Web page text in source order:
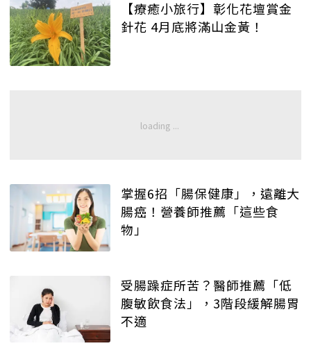
【療癒小旅行】彰化花壇賞金
針花 4月底將滿山金黃！
掌握6招「腸保健康」，遠離大
腸癌！營養師推薦「這些食
物」
受腸躁症所苦？醫師推薦「低
腹敏飲食法」，3階段緩解腸胃
不適